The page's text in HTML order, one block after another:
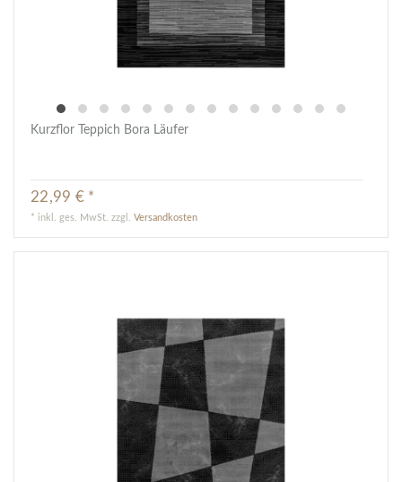
Kurzflor Teppich Bora Läufer
22,99 € *
* inkl. ges. MwSt. zzgl.Versandkosten